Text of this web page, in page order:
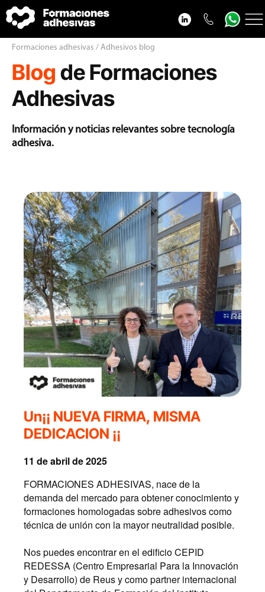
Cursos adhesivos
Adhesivos blog
VideoPodcast adhesivos
Nosotros
Contacto
Formaciones adhesivas / Adhesivos blog
Blog de Formaciones
Adhesivas
Información y noticias relevantes sobre tecnología
adhesiva.
Un¡¡ NUEVA FIRMA, MISMA
DEDICACION ¡¡
11 de abril de 2025
FORMACIONES ADHESIVAS, nace de la
demanda del mercado para obtener conocimiento y
formaciones homologadas sobre adhesivos como
técnica de unión con la mayor neutralidad posible.
Nos puedes encontrar en el edificio CEPID
REDESSA (Centro Empresarial Para la Innovación
y Desarrollo) de Reus y como partner internacional